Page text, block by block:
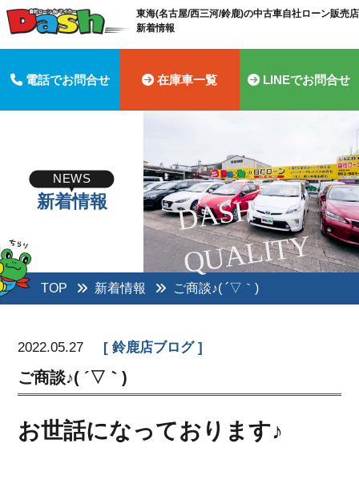
東海(名古屋/西三河/鈴鹿)の中古車自社ローン販売
新着情報
電話でお問合せ 在庫車一覧 LINEでお問合せ
D
A
S
H
Q
U
A
LI
T
Y
NEWS
新着情報
TOP 新着情報 ご商談♪( ´▽｀)
2022.05.27 鈴鹿店ブログ
ご商談♪( ´▽｀)
お世話になっております♪